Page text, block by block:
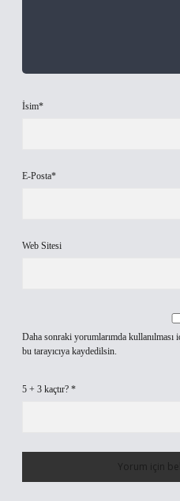
İsim*
E-Posta*
Web Sitesi
Daha sonraki yorumlarımda kullanılması
bu tarayıcıya kaydedilsin.
5 + 3 kaçtır? *